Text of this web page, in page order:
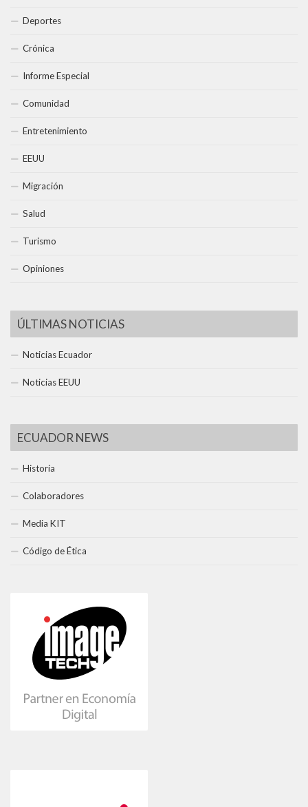
Deportes
Crónica
Informe Especial
Comunidad
Entretenimiento
EEUU
Migración
Salud
Turismo
Opiniones
ÚLTIMAS NOTICIAS
Noticias Ecuador
Noticias EEUU
ECUADOR NEWS
Historia
Colaboradores
Media KIT
Código de Ética